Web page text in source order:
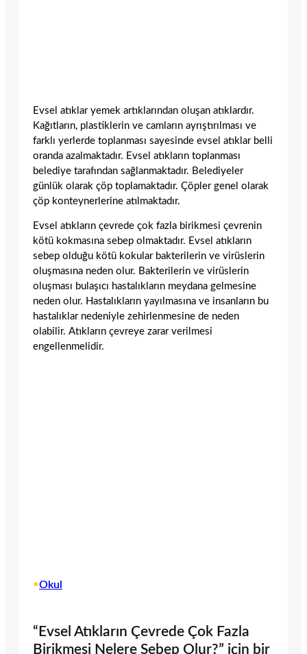
Evsel atıklar yemek artıklarından oluşan atıklardır.
Kağıtların, plastiklerin ve camların ayrıştırılması ve
farklı yerlerde toplanması sayesinde evsel atıklar belli
oranda azalmaktadır. Evsel atıkların toplanması
belediye tarafından sağlanmaktadır. Belediyeler
günlük olarak çöp toplamaktadır. Çöpler genel olarak
çöp konteynerlerine atılmaktadır.
Evsel atıkların çevrede çok fazla birikmesi çevrenin
kötü kokmasına sebep olmaktadır. Evsel atıkların
sebep olduğu kötü kokular bakterilerin ve virüslerin
oluşmasına neden olur. Bakterilerin ve virüslerin
oluşması bulaşıcı hastalıkların meydana gelmesine
neden olur. Hastalıkların yayılmasına ve insanların bu
hastalıklar nedeniyle zehirlenmesine de neden
olabilir. Atıkların çevreye zarar verilmesi
engellenmelidir.
•Okul
“Evsel Atıkların Çevrede Çok Fazla
Birikmesi Nelere Sebep Olur?” için bir